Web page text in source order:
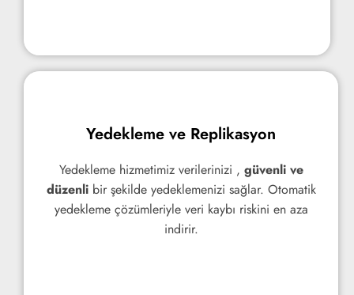
Yedekleme ve Replikasyon
Yedekleme hizmetimiz verilerinizi , güvenli ve
düzenli bir şekilde yedeklemenizi sağlar. Otomatik
yedekleme çözümleriyle veri kaybı riskini en aza
indirir.
Yedekleme ve Replikasyon
Yedekleme hizmetimiz verilerinizi , güvenli ve
düzenli bir şekilde yedeklemenizi sağlar. Otomatik
yedekleme çözümleriyle veri kaybı riskini en aza
indirir.